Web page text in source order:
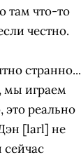
там что-то
честно.
странно...
мы играем
реально
[larl] не
сейчас